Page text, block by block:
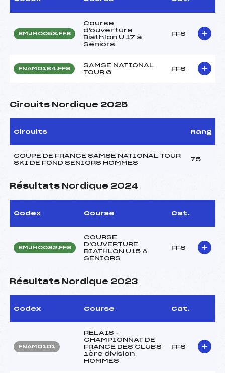
BMJM0053.FFS
Course
d'ouverture
Biathlon U 17 à
Séniors
FFS
FNAM0184.FFS
SAMSE NATIONAL
TOUR 6
FFS
Circuits Nordique 2025
Circuits Rang
COUPE DE FRANCE SAMSE NATIONAL TOUR
SKI DE FOND SENIORS HOMMES
75
Résultats Nordique 2024
Codex Course Cat.
BMJM0082.FFS
COURSE
D'OUVERTURE
BIATHLON U15 A
SENIORS
FFS
Résultats Nordique 2023
Codex Course Cat.
FNAM0101
RELAIS –
CHAMPIONNAT DE
FRANCE DES CLUBS
1ère division
HOMMES
FFS